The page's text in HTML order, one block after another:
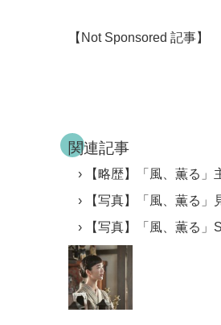
【Not Sponsored 記事】
関連記事
【略歴】「風、薫る
【写真】「風、薫る
【写真】「風、薫る